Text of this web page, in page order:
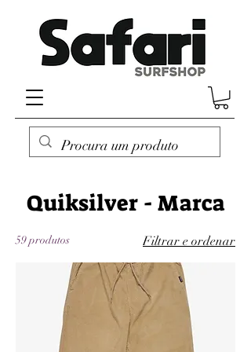
Quiksilver - Marca
59 produtos Filtrar e ordenar